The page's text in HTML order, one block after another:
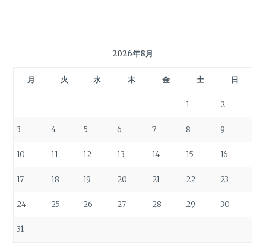
2026年8月
月 火 水 木 金 土 日
1 2
3 4 5 6 7 8 9
10 11 12 13 14 15 16
17 18 19 20 21 22 23
24 25 26 27 28 29 30
31